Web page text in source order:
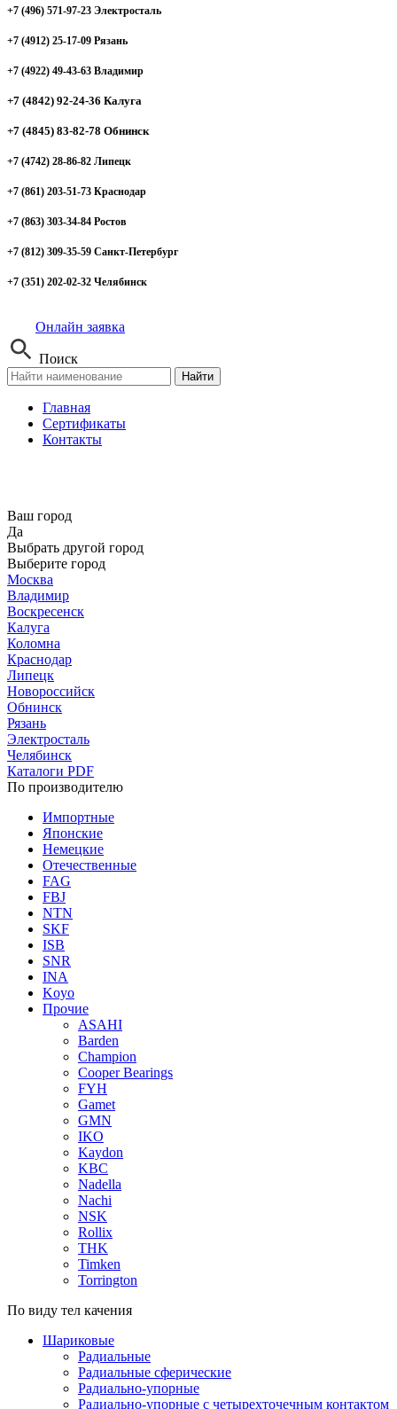
+7 (496) 571-97-23 Электросталь
+7 (4912) 25-17-09 Рязань
+7 (4922) 49-43-63 Владимир
+7 (4842) 92-24-36 Калуга
+7 (4845) 83-82-78 Обнинск
+7 (4742) 28-86-82 Липецк
+7 (861) 203-51-73 Краснодар
+7 (863) 303-34-84 Ростов
+7 (812) 309-35-59 Санкт-Петербург
+7 (351) 202-02-32 Челябинск
Онлайн заявка
Поиск
Найти
Главная
Сертификаты
Контакты
Ваш город
Да
Выбрать другой город
Выберите город
Москва
Владимир
Воскресенск
Калуга
Коломна
Краснодар
Липецк
Новороссийск
Обнинск
Рязань
Электросталь
Челябинск
Каталоги PDF
По производителю
Импортные
Японские
Немецкие
Отечественные
FAG
FBJ
NTN
SKF
ISB
SNR
INA
Koyo
Прочие
ASAHI
Barden
Champion
Cooper Bearings
FYH
Gamet
GMN
IKO
Kaydon
KBC
Nadella
Nachi
NSK
Rollix
THK
Timken
Torrington
По виду тел качения
Шариковые
Радиальные
Радиальные сферические
Радиально-упорные
Радиально-упорные с четырехточечным контактом